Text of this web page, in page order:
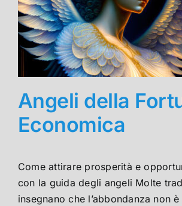
Angeli della
Economica
Come attirare prosperità e
con la guida degli angeli Molte
insegnano che l’abbondanza non